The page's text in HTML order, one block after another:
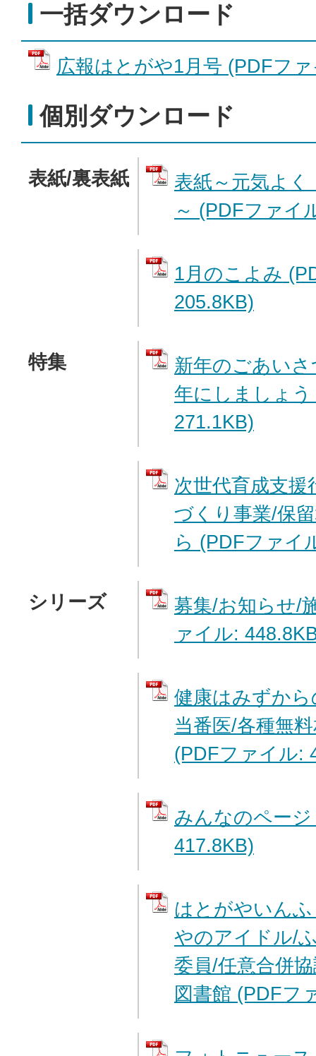
一括ダウンロード
広報はとがや1月号 (PDFフ
個別ダウンロード
表紙/裏表紙
表紙～元気よ
～ (PDFファイ
1月のこよみ
205.8KB)
特集
新年のごあい
年にしましょ
271.1KB)
次世代育成支援
づくり事業/保
ら (PDFファイ
シリーズ
募集/お知らせ/
ァイル:
健康はみずか
当番医/各種無
(PDFファイル:
みんなのペー
417.8KB)
はとがやいん
やのアイドル/
委員/任意合併
図書館 (PDFフ